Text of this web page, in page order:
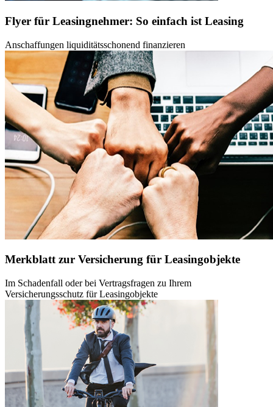
Flyer für Leasingnehmer: So einfach ist Leasing
Anschaffungen liquiditätsschonend finanzieren
Merkblatt zur Versicherung für Leasingobjekte
Im Schadenfall oder bei Vertragsfragen zu Ihrem
Versicherungsschutz für Leasingobjekte